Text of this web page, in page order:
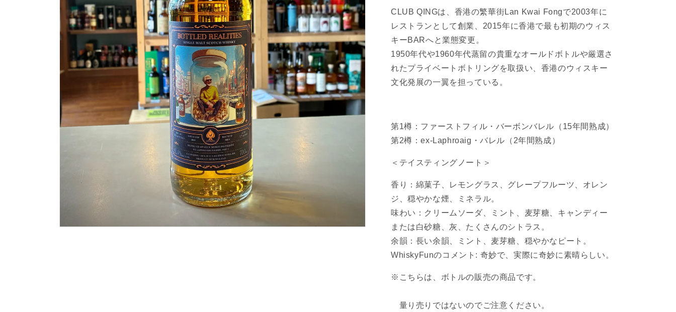
イ
2007
17
年
CLUB
QING
REALITIES
2007
17yo
数
を
減
ら
す
イ
2007
17
年
CLUB
QING
REALITIES
2007
17yo
数
を
増
や
す
CLUB QINGは、香港の繁華街Lan Kwai Fongで2003年に
レストランとして創業、2015年に香港で最も初期のウィス
キーBARへと業態変更。
1950年代や1960年代蒸留の貴重なオールドボトルや厳選さ
れたプライベートボトリングを取扱い、香港のウィスキー
文化発展の一翼を担っている。
第1樽：ファーストフィル・バーボンバレル（15年間熟成）
第2樽：ex-Laphroaig・バレル（2年間熟成）
＜テイスティングノート＞
香り：綿菓子、レモングラス、グレープフルーツ、オレン
ジ、穏やかな煙、ミネラル。
味わい：クリームソーダ、ミント、麦芽糖、キャンディー
または白砂糖、灰、たくさんのシトラス。
余韻：長い余韻、ミント、麦芽糖、穏やかなピート。
WhiskyFunのコメント: 奇妙で、実際に奇妙に素晴らしい。
※こちらは、ボトルの販売の商品です。
量り売りではないのでご注意ください。